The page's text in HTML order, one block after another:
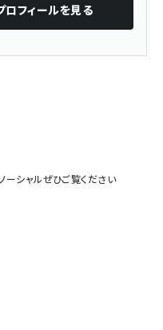
ロフィールを見る
ーシャルぜひご覧ください